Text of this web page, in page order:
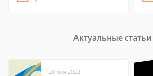
Актуальные статьи
20 мая 2022